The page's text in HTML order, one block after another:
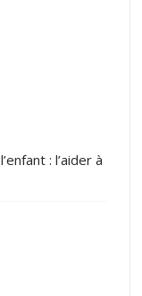
: l’aider à